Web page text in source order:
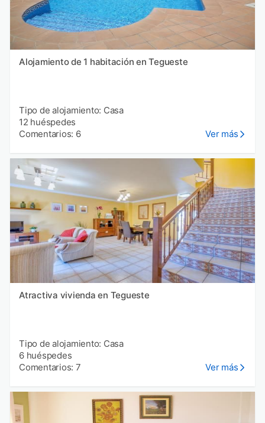
Alojamiento de 1 habitación en Tegueste
Tipo de alojamiento: Casa
12 huéspedes
Comentarios: 6
Ver más
Atractiva vivienda en Tegueste
Tipo de alojamiento: Casa
6 huéspedes
Comentarios: 7
Ver más